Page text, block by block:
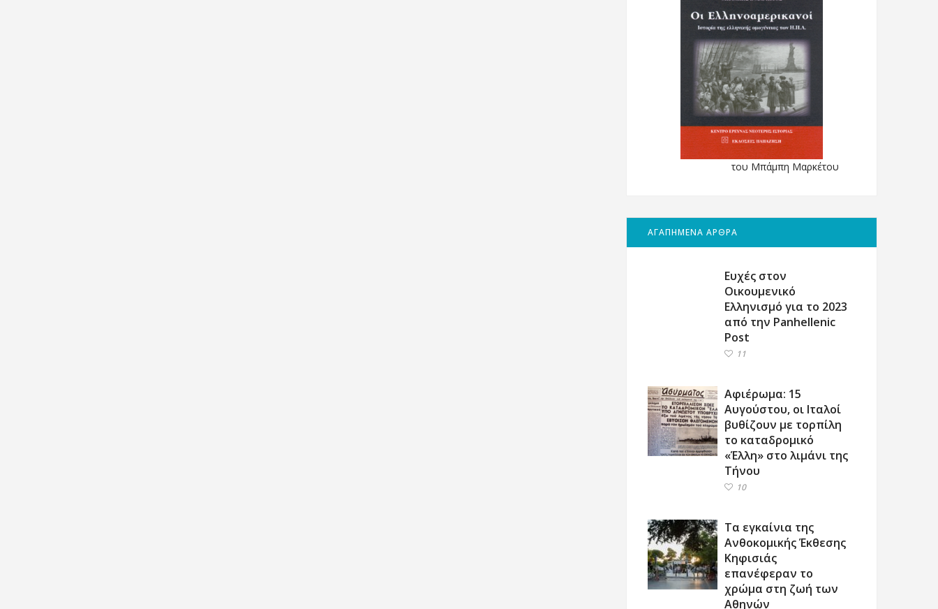
του Μπάμπη Μαρκέτου
ΑΓΑΠΗΜΕΝΑ ΑΡΘΡΑ
Ευχές στον
Οικουμενικό
Ελληνισμό για το 2023
από την Panhellenic
Post
11
Αφιέρωμα: 15
Αυγούστου, οι Ιταλοί
βυθίζουν με τορπίλη
το καταδρομικό
«Έλλη» στο λιμάνι της
Τήνου
10
Τα εγκαίνια της
Ανθοκομικής Έκθεσης
Κηφισιάς
επανέφεραν το
χρώμα στη ζωή των
Αθηνών